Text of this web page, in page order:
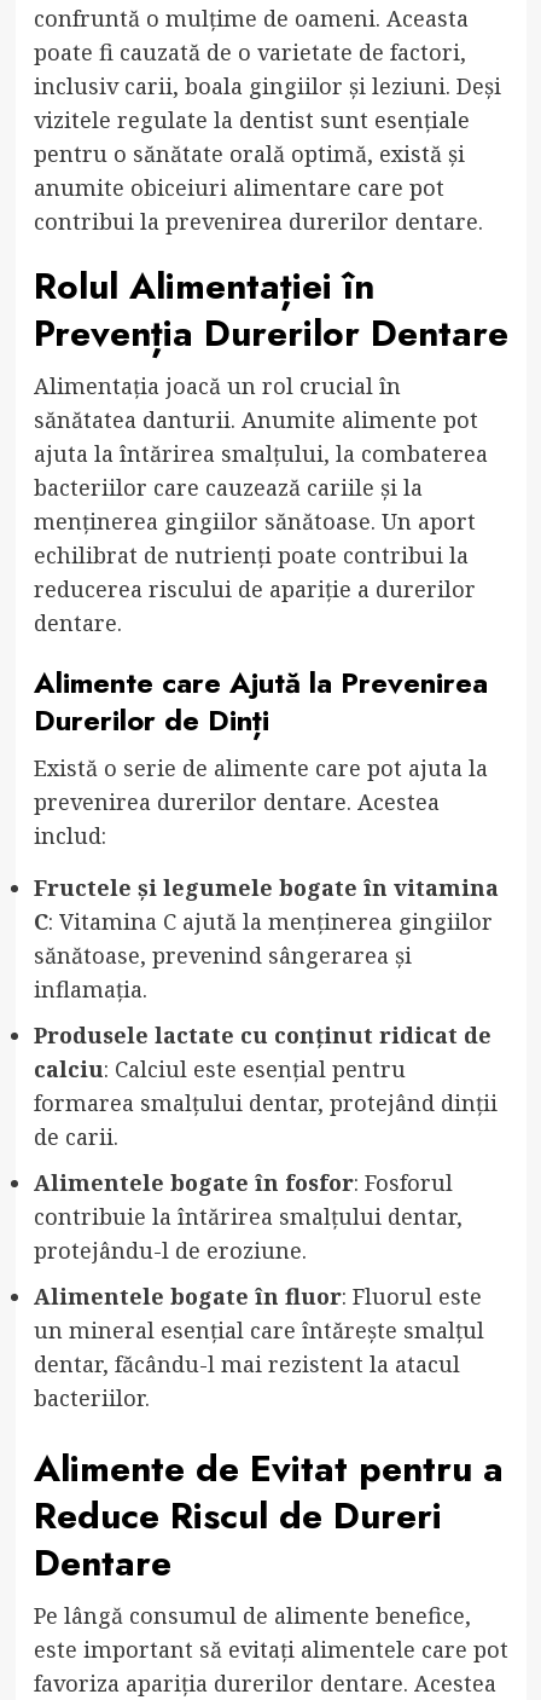
confruntă o mulțime de oameni. Aceasta
poate fi cauzată de o varietate de factori,
inclusiv carii, boala gingiilor și leziuni. Deși
vizitele regulate la dentist sunt esențiale
pentru o sănătate orală optimă, există și
anumite obiceiuri alimentare care pot
contribui la prevenirea durerilor dentare.
Rolul Alimentației în
Prevenția Durerilor Dentare
Alimentația joacă un rol crucial în
sănătatea danturii. Anumite alimente pot
ajuta la întărirea smalțului, la combaterea
bacteriilor care cauzează cariile și la
menținerea gingiilor sănătoase. Un aport
echilibrat de nutrienți poate contribui la
reducerea riscului de apariție a durerilor
dentare.
Alimente care Ajută la Prevenirea
Durerilor de Dinți
Există o serie de alimente care pot ajuta la
prevenirea durerilor dentare. Acestea
includ:
Fructele și legumele bogate în vitamina
C: Vitamina C ajută la menținerea gingiilor
sănătoase, prevenind sângerarea și
inflamația.
Produsele lactate cu conținut ridicat de
calciu: Calciul este esențial pentru
formarea smalțului dentar, protejând dinții
de carii.
Alimentele bogate în fosfor: Fosforul
contribuie la întărirea smalțului dentar,
protejându-l de eroziune.
Alimentele bogate în fluor: Fluorul este
un mineral esențial care întărește smalțul
dentar, făcându-l mai rezistent la atacul
bacteriilor.
Alimente de Evitat pentru a
Reduce Riscul de Dureri
Dentare
Pe lângă consumul de alimente benefice,
este important să evitați alimentele care pot
favoriza apariția durerilor dentare. Acestea